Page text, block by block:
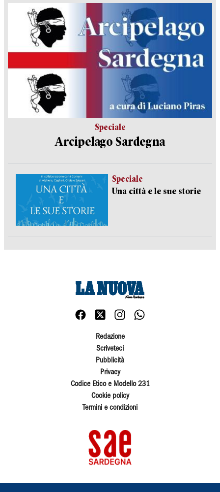
Speciale
Arcipelago Sardegna
Speciale
Una città e le sue storie
Redazione
Scriveteci
Pubblicità
Privacy
Codice Etico e Modello 231
Cookie policy
Termini e condizioni